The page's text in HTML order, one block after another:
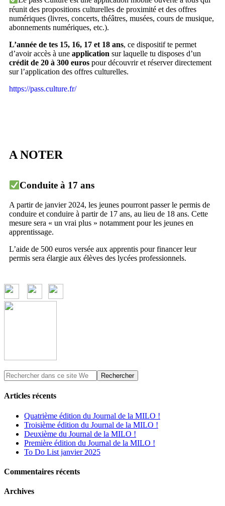
réunit des propositions culturelles de proximité et des offres
numériques (livres, concerts, théâtres, musées, cours de musique,
abonnements numériques, etc.).
L’année de tes 15, 16, 17 et 18 ans, ce dispositif te permet
d’avoir accès à une application sur laquelle tu disposes d’un
crédit de 20 à 300 euros pour découvrir et réserver directement
sur l’application des offres culturelles.
https://pass.culture.fr/
A NOTER
Conduite à 17 ans
A partir de janvier 2024, les jeunes pourront passer le permis de
conduire et conduire à partir de 17 ans, au lieu de 18 ans. Cette
mesure sera « un vrai plus » notamment pour les jeunes en
apprentissage.
L’aide de 500 euros versée aux apprentis pour financer leur
permis sera élargie aux élèves des lycées professionnels.
Articles récents
Quatrième édition du Journal de la MILO !
Troisième édition du Journal de la MILO !
Deuxième du Journal de la MILO !
Première édition du Journal de la MILO !
To Do List janvier 2025
Commentaires récents
Archives